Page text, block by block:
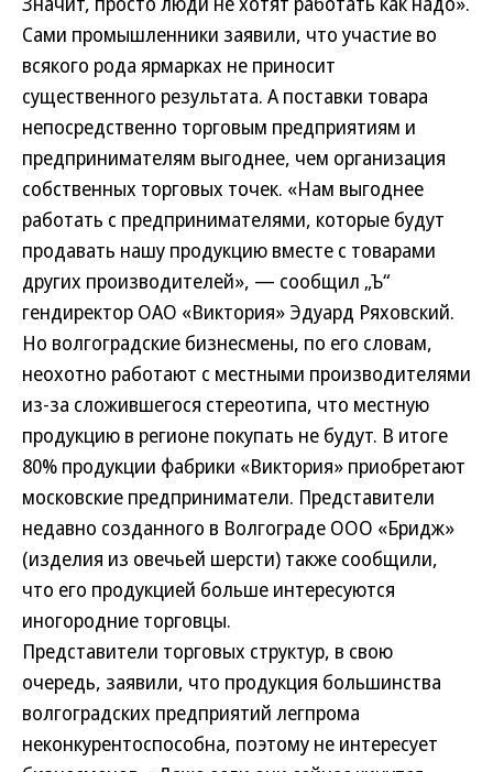
Сами промышленники заявили, что участие во
всякого рода ярмарках не приносит
существенного результата. А поставки товара
непосредственно торговым предприятиям и
предпринимателям выгоднее, чем организация
собственных торговых точек. «Нам выгоднее
работать с предпринимателями, которые будут
продавать нашу продукцию вместе с товарами
других производителей», — сообщил „Ъ“
гендиректор ОАО «Виктория» Эдуард Ряховский.
Но волгоградские бизнесмены, по его словам,
неохотно работают с местными производителями
из-за сложившегося стереотипа, что местную
продукцию в регионе покупать не будут. В итоге
80% продукции фабрики «Виктория» приобретают
московские предприниматели. Представители
недавно созданного в Волгограде ООО «Бридж»
(изделия из овечьей шерсти) также сообщили,
что его продукцией больше интересуются
иногородние торговцы.
Представители торговых структур, в свою
очередь, заявили, что продукция большинства
волгоградских предприятий легпрома
неконкурентоспособна, поэтому не интересует